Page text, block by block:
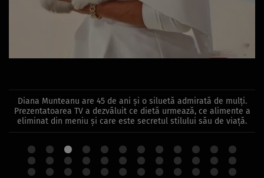
Diana Munteanu are 45 de ani și o siluetă admirată de mulți.
Prezentatoarea TV a dezvăluit ce dietă urmează, ce alimente a
eliminat din meniu și care este secretul stilului său de viață.